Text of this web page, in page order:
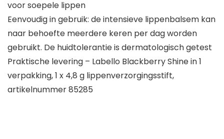
voor soepele lippen
Eenvoudig in gebruik: de intensieve lippenbalsem kan
naar behoefte meerdere keren per dag worden
gebruikt. De huidtolerantie is dermatologisch getest
Praktische levering – Labello Blackberry Shine in 1
verpakking, 1 x 4,8 g lippenverzorgingsstift,
artikelnummer 85285